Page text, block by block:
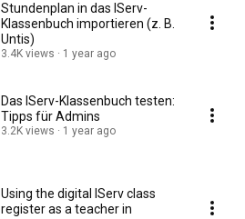
Stundenplan in das IServ-
Klassenbuch importieren (z. B.
Untis)
3.4K views 1 year ago
Das IServ-Klassenbuch testen:
Tipps für Admins
3.2K views 1 year ago
Using the digital IServ class
register as a teacher in